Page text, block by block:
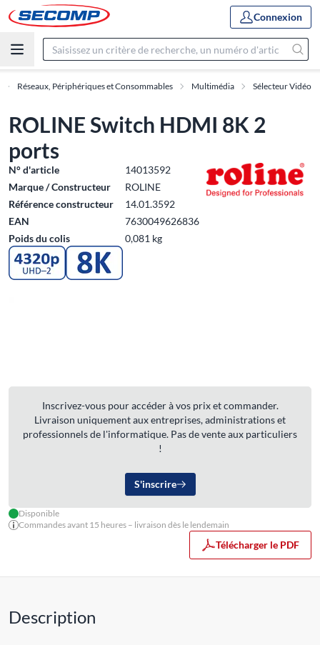
Connexion
Réseaux, Périphériques et Consommables Multimédia Sélecteur Vidéo
ROLINE Switch HDMI 8K 2
ports
N° d'article
14013592
Marque / Constructeur
ROLINE
Référence constructeur
14.01.3592
EAN
7630049626836
Poids du colis
0,081 kg
Inscrivez-vous pour accéder à vos prix et commander.
Livraison uniquement aux entreprises, administrations et
professionnels de l'informatique. Pas de vente aux particuliers
!
S'inscrire
Disponible
Commandes avant 15 heures – livraison dès le lendemain
Télécharger le PDF
Description